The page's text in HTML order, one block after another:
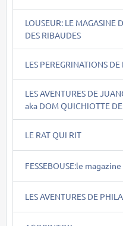
LOUSEUR: LE MAGASINE
DES RIBAUDES
LES PEREGRINATIONS
LES AVENTURES DE
aka DOM QUICHIOTTE
LE RAT QUI RIT
FESSEBOUSE:le
LES AVENTURES DE